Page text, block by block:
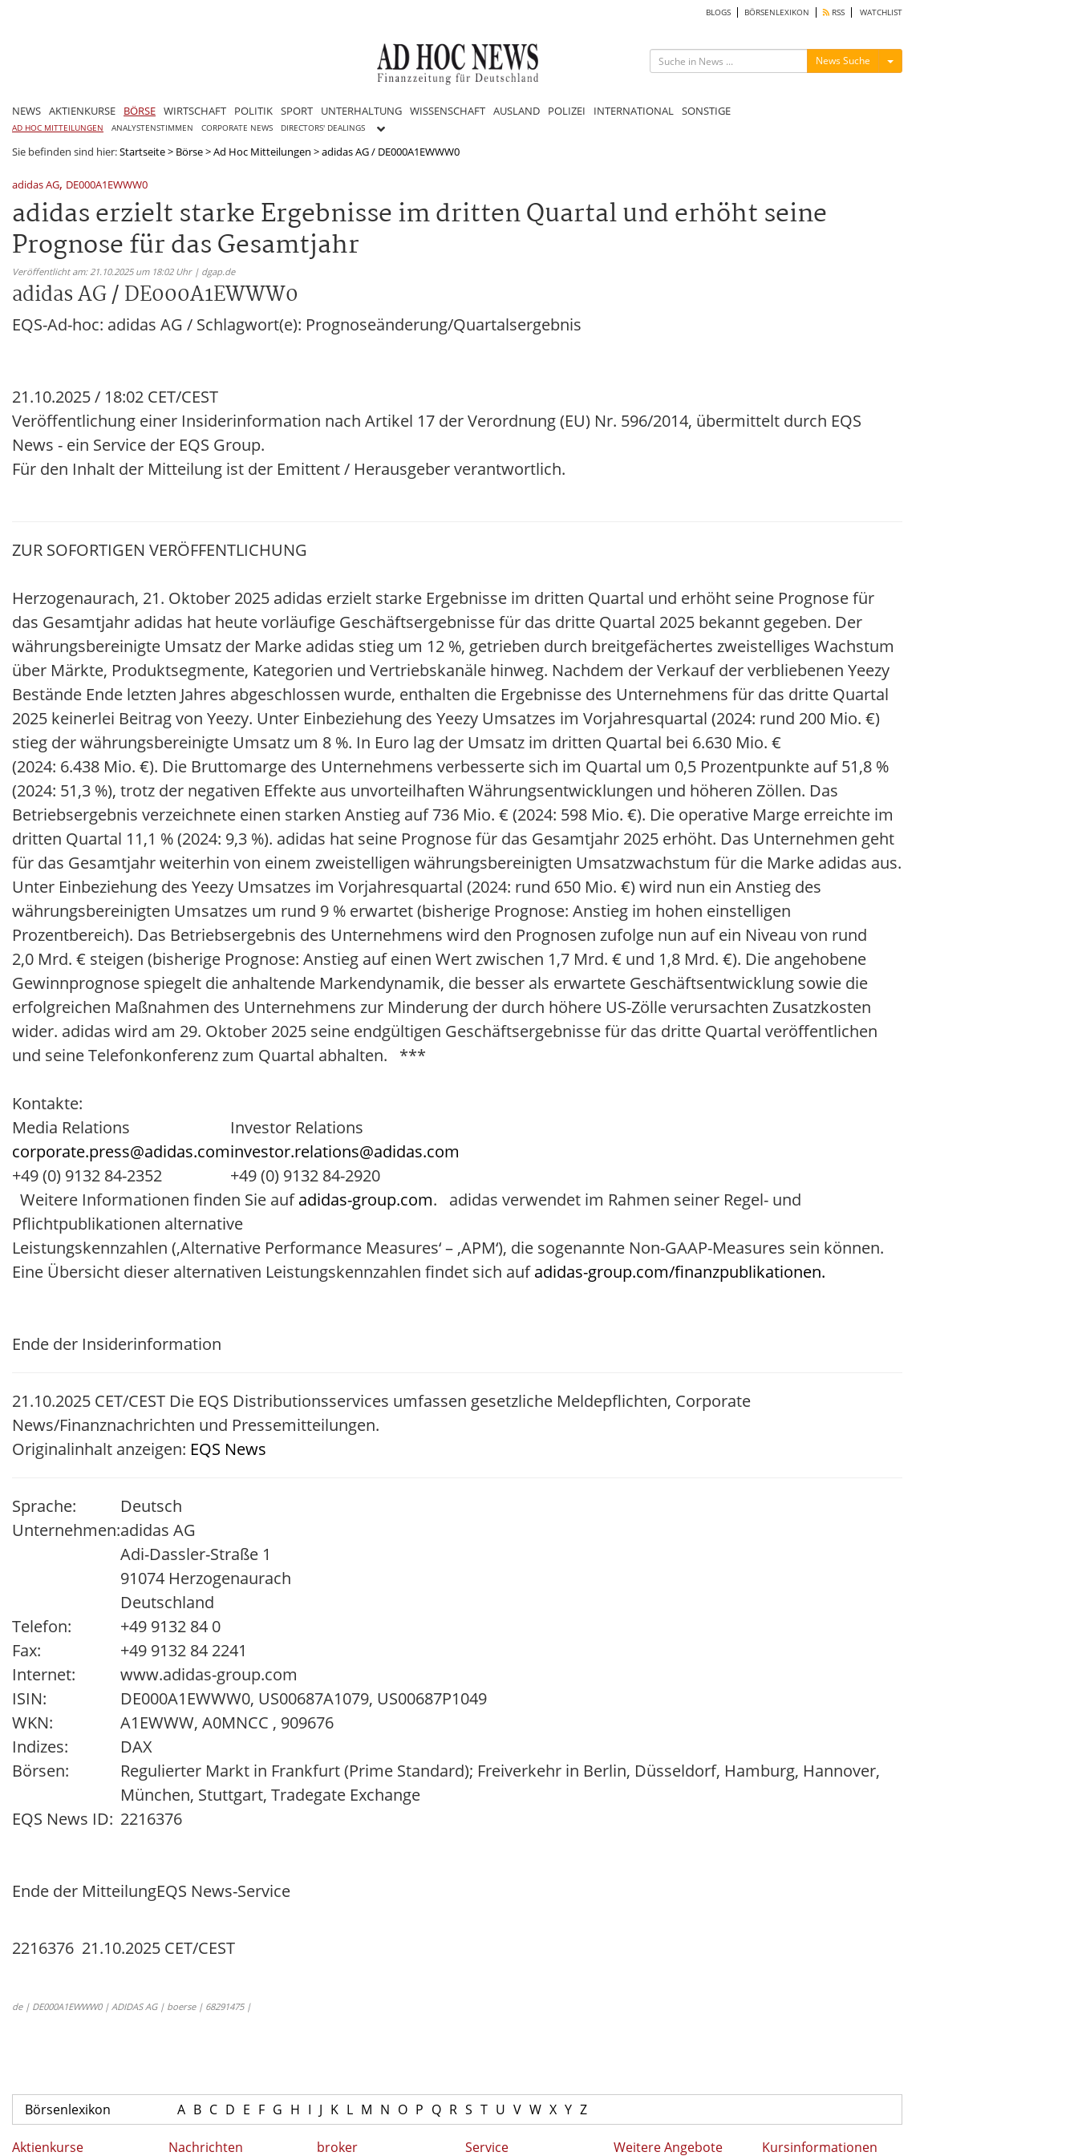
BLOGS BÖRSENLEXIKON RSS WATCHLIST
News Suche Menü ein-/ausblenden
NEWS AKTIENKURSE BÖRSE WIRTSCHAFT POLITIK SPORT UNTERHALTUNG WISSENSCHAFT AUSLAND POLIZEI INTERNATIONAL SONSTIGE
AD HOC MITTEILUNGEN ANALYSTENSTIMMEN CORPORATE NEWS DIRECTORS' DEALINGS
Sie befinden sind hier:Startseite> Börse>Ad Hoc Mitteilungen >adidas AG / DE000A1EWWW0
adidas AG, DE000A1EWWW0
adidas erzielt starke Ergebnisse im dritten Quartal und erhöht seine
Prognose für das Gesamtjahr
Veröffentlicht am: 21.10.2025 um 18:02 Uhr | dgap.de
adidas AG / DE000A1EWWW0
EQS-Ad-hoc: adidas AG / Schlagwort(e): Prognoseänderung/Quartalsergebnis
21.10.2025 / 18:02 CET/CEST
Veröffentlichung einer Insiderinformation nach Artikel 17 der Verordnung (EU) Nr. 596/2014, übermittelt durch EQS
News - ein Service der EQS Group.
Für den Inhalt der Mitteilung ist der Emittent / Herausgeber verantwortlich.
ZUR SOFORTIGEN VERÖFFENTLICHUNG
Herzogenaurach, 21. Oktober 2025 adidas erzielt starke Ergebnisse im dritten Quartal und erhöht seine Prognose für
das Gesamtjahr adidas hat heute vorläufige Geschäftsergebnisse für das dritte Quartal 2025 bekannt gegeben. Der
währungsbereinigte Umsatz der Marke adidas stieg um 12 %, getrieben durch breitgefächertes zweistelliges Wachstum
über Märkte, Produktsegmente, Kategorien und Vertriebskanäle hinweg. Nachdem der Verkauf der verbliebenen Yeezy
Bestände Ende letzten Jahres abgeschlossen wurde, enthalten die Ergebnisse des Unternehmens für das dritte Quartal
2025 keinerlei Beitrag von Yeezy. Unter Einbeziehung des Yeezy Umsatzes im Vorjahresquartal (2024: rund 200 Mio. €)
stieg der währungsbereinigte Umsatz um 8 %. In Euro lag der Umsatz im dritten Quartal bei 6.630 Mio. €
(2024: 6.438 Mio. €). Die Bruttomarge des Unternehmens verbesserte sich im Quartal um 0,5 Prozentpunkte auf 51,8 %
(2024: 51,3 %), trotz der negativen Effekte aus unvorteilhaften Währungsentwicklungen und höheren Zöllen. Das
Betriebsergebnis verzeichnete einen starken Anstieg auf 736 Mio. € (2024: 598 Mio. €). Die operative Marge erreichte im
dritten Quartal 11,1 % (2024: 9,3 %). adidas hat seine Prognose für das Gesamtjahr 2025 erhöht. Das Unternehmen geht
für das Gesamtjahr weiterhin von einem zweistelligen währungsbereinigten Umsatzwachstum für die Marke adidas aus.
Unter Einbeziehung des Yeezy Umsatzes im Vorjahresquartal (2024: rund 650 Mio. €) wird nun ein Anstieg des
währungsbereinigten Umsatzes um rund 9 % erwartet (bisherige Prognose: Anstieg im hohen einstelligen
Prozentbereich). Das Betriebsergebnis des Unternehmens wird den Prognosen zufolge nun auf ein Niveau von rund
2,0 Mrd. € steigen (bisherige Prognose: Anstieg auf einen Wert zwischen 1,7 Mrd. € und 1,8 Mrd. €). Die angehobene
Gewinnprognose spiegelt die anhaltende Markendynamik, die besser als erwartete Geschäftsentwicklung sowie die
erfolgreichen Maßnahmen des Unternehmens zur Minderung der durch höhere US-Zölle verursachten Zusatzkosten
wider. adidas wird am 29. Oktober 2025 seine endgültigen Geschäftsergebnisse für das dritte Quartal veröffentlichen
und seine Telefonkonferenz zum Quartal abhalten. ***
Kontakte:
Media Relations
corporate.press@adidas.com
+49 (0) 9132 84-2352
Investor Relations
investor.relations@adidas.com
+49 (0) 9132 84-2920
Weitere Informationen finden Sie aufadidas-group.com. adidas verwendet im Rahmen seiner Regel- und
Pflichtpublikationen alternative
Leistungskennzahlen (,Alternative Performance Measures‘ – ,APM‘), die sogenannte Non-GAAP-Measures sein können.
Eine Übersicht dieser alternativen Leistungskennzahlen findet sich aufadidas-group.com/finanzpublikationen.
Ende der Insiderinformation
21.10.2025 CET/CEST Die EQS Distributionsservices umfassen gesetzliche Meldepflichten, Corporate
News/Finanznachrichten und Pressemitteilungen.
Originalinhalt anzeigen: EQS News
Sprache:
Deutsch
Unternehmen:adidas AG
Adi-Dassler-Straße 1
91074 Herzogenaurach
Deutschland
Telefon:
+49 9132 84 0
Fax:
+49 9132 84 2241
Internet:
www.adidas-group.com
ISIN:
DE000A1EWWW0, US00687A1079, US00687P1049
WKN:
A1EWWW, A0MNCC , 909676
Indizes:
DAX
Börsen:
Regulierter Markt in Frankfurt (Prime Standard); Freiverkehr in Berlin, Düsseldorf, Hamburg, Hannover,
München, Stuttgart, Tradegate Exchange
EQS News ID: 2216376
Ende der MitteilungEQS News-Service
2216376 21.10.2025 CET/CEST
de | DE000A1EWWW0 | ADIDAS AG | boerse | 68291475 |
Börsenlexikon A B C D E F G H I J K L M N O P Q R S T U V W X Y Z
Aktienkurse Nachrichten broker Service Weitere Angebote Kursinformationen